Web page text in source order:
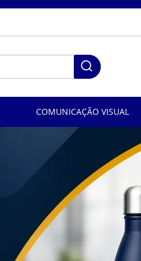
COMUNICAÇÃO VISUAL